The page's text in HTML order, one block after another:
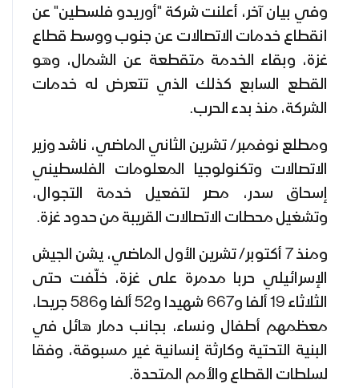
وفي بيان آخر، أعلنت شركة "أوريدو فلسطين" عن
انقطاع خدمات الاتصالات عن جنوب ووسط قطاع
غزة، وبقاء الخدمة متقطعة عن الشمال، وهو
القطع السابع كذلك الذي تتعرض له خدمات
الشركة، منذ بدء الحرب.
ومطلع نوفمبر/ تشرين الثاني الماضي، ناشد وزير
الاتصالات وتكنولوجيا المعلومات الفلسطيني
إسحاق سدر، مصر لتفعيل خدمة التجوال،
وتشغيل محطات الاتصالات القريبة من حدود غزة.
ومنذ 7 أكتوبر/ تشرين الأول الماضي، يشن الجيش
الإسرائيلي حربا مدمرة على غزة، خلّفت حتى
الثلاثاء 19 ألفا و667 شهيدا و52 ألفا و586 جريحا،
معظمهم أطفال ونساء، بجانب دمار هائل في
البنية التحتية وكارثة إنسانية غير مسبوقة، وفقا
لسلطات القطاع والأمم المتحدة.